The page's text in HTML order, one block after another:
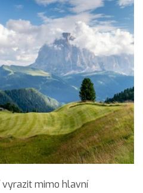
vyrazit mimo hlavní